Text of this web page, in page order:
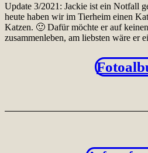
Update 3/2021: Jackie ist ein Notfall
heute haben wir im Tierheim einen
Katzen. 🙂 Dafür möchte er auf
zusammenleben, am liebsten wäre er